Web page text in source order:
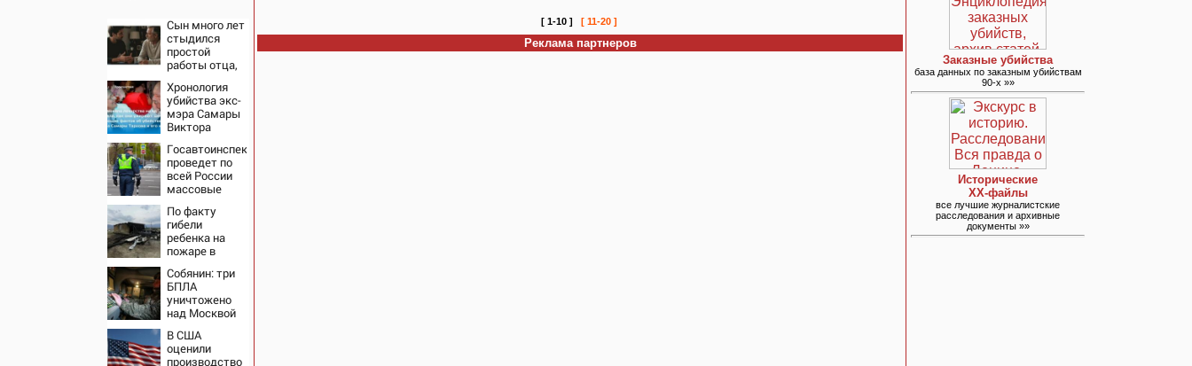
Сын много лет
стыдился
простой
работы отца,
ради чего тот
отказался от
карьеры -
история одной
семьи
Хронология
убийства экс-
мэра Самары
Виктора
жены: шесть
шокирующих
фактов, новые
подробности
Госавтоинспекция
проведет по
всей России
массовые
августа
По факту
гибели
ребенка на
пожаре в
возбуждено
уголовное
дело
Собянин: три
БПЛА
уничтожено
над Москвой
В США
оценили
производство
[ 1-10 ] [ 11-20 ]
Реклама партнеров
Заказные убийства
база данных по заказным убийствам
90-х »»
Исторические
ХХ-файлы
все лучшие журналистские
расследования и архивные
документы »»